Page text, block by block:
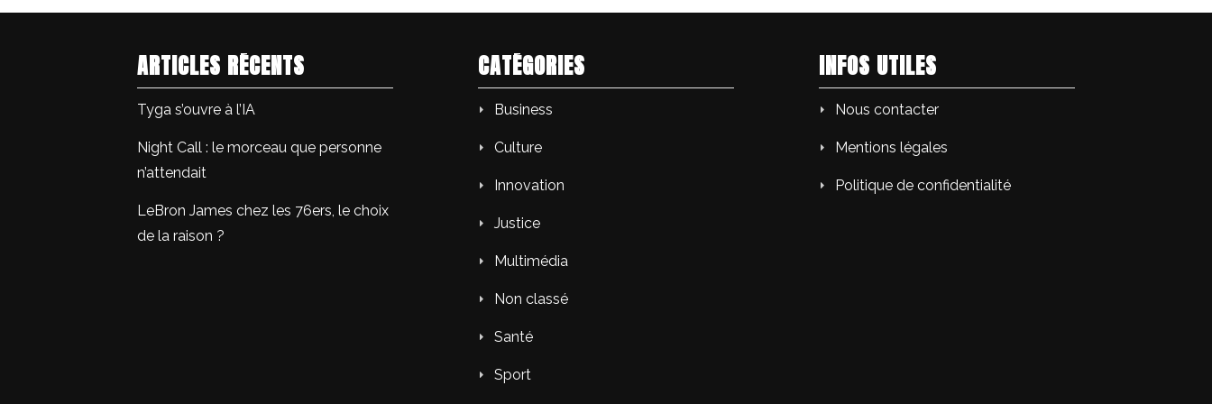
ARTICLES RÉCENTS
Tyga s’ouvre à l’IA
Night Call : le morceau que personne
n’attendait
LeBron James chez les 76ers, le choix
de la raison ?
CATÉGORIES
Business
Culture
Innovation
Justice
Multimédia
Non classé
Santé
Sport
INFOS UTILES
Nous contacter
Mentions légales
Politique de confidentialité